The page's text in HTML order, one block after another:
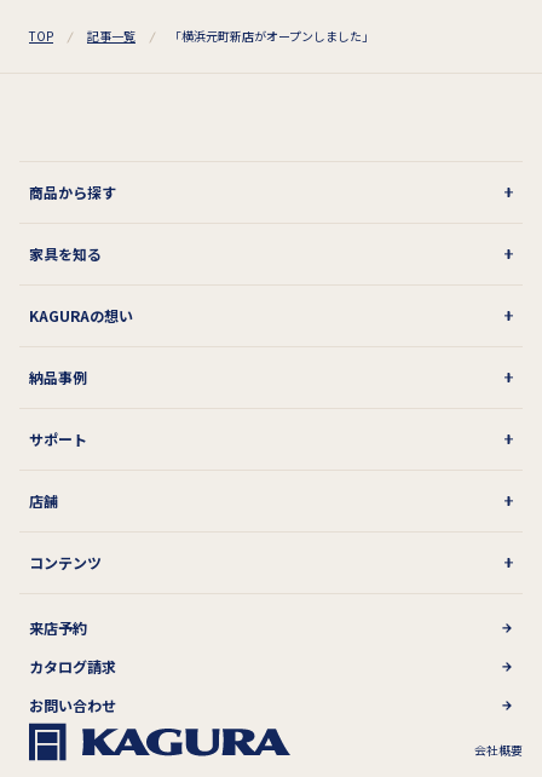
TOP 記事一覧 「横浜元町新店がオープンしました」
商品から探す
家具を知る
KAGURAの想い
納品事例
サポート
店舗
コンテンツ
来店予約
カタログ請求
お問い合わせ
会社概要